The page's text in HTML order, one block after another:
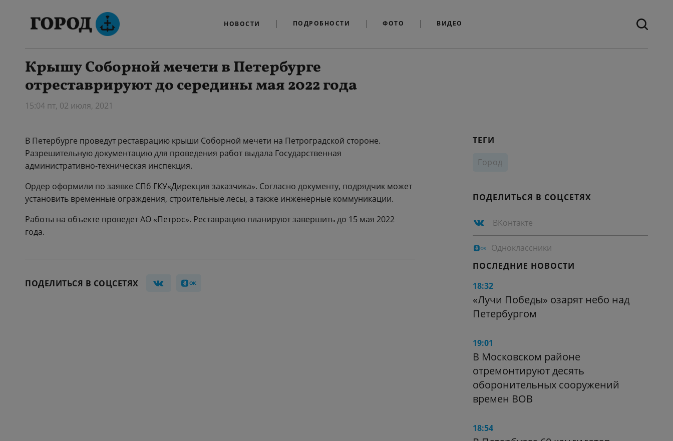
НОВОСТИ ПОДРОБНОСТИ ФОТО ВИДЕО
Крышу Соборной мечети в Петербурге
отреставрируют до середины мая 2022 года
15:04 пт, 02 июля, 2021
В Петербурге проведут реставрацию крыши Соборной мечети на Петроградской стороне.
Разрешительную документацию для проведения работ выдала Государственная
административно-техническая инспекция.
Ордер оформили по заявке СПб ГКУ«Дирекция заказчика». Согласно документу, подрядчик может
установить временные ограждения, строительные лесы, а также инженерные коммуникации.
Работы на объекте проведет АО «Петрос». Реставрацию планируют завершить до 15 мая 2022
года.
ПОДЕЛИТЬСЯ В СОЦСЕТЯХ
ТЕГИ
Город
ПОДЕЛИТЬСЯ В СОЦСЕТЯХ
ВКонтакте
Одноклассники
ПОСЛЕДНИЕ НОВОСТИ
18:32
«Лучи Победы» озарят небо над
Петербургом
19:01
В Московском районе
отремонтируют десять
оборонительных сооружений
времен ВОВ
18:54